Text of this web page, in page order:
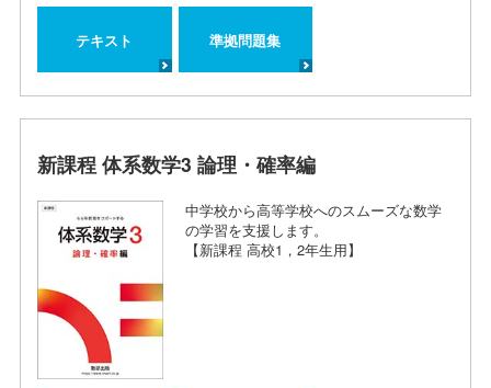
テキスト 準拠問題集
新課程 体系数学3 論理・確率編
中学校から高等学校へのスムーズな数学
の学習を支援します。
【新課程 高校1，2年生用】